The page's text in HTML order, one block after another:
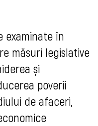
examinate în
măsuri legislative
și
poverii
de afaceri,